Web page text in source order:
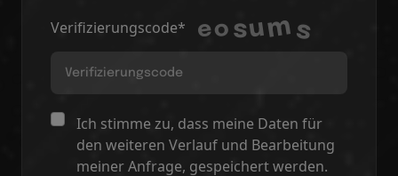
Verifizierungscode*
Ich stimme zu, dass meine Daten für
den weiteren Verlauf und Bearbeitung
meiner Anfrage, gespeichert werden.